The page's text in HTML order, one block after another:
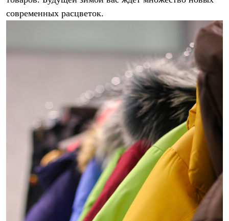
Теплое термобелье
Среднее термобелье
Легкое термобелье
Утепленная синтетикой
Комбинезоны
Лёгкая одежда
Толстовки
Софтшелл одежда
Флисовая одежда
Куртки
современных расцветок.